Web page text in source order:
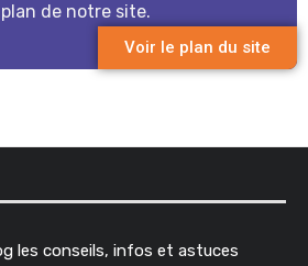
de notre site.
Voir le plan du site
les conseils, infos et astuces